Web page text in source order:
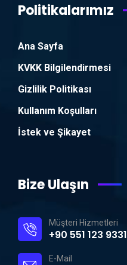
Politikalarımız
Ana Sayfa
KVKK Bilgilendirmesi
Gizlilik Politikası
Kullanım Koşulları
İstek ve Şikayet
Bize Ulaşın
Müşteri Hizmetleri
+90 551 123 9331
E-Mail